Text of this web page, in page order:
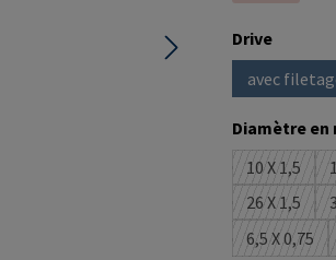
Sélectionnez
Drive
avec
Diamètre en
10 X 1,5
(Cette
26 X 1,5
(Cette
6,5 X 0,75
(Cette